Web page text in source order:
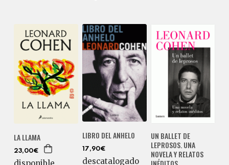
LA LLAMA
23,00€
disponible
LIBRO DEL ANHELO
17,90€
descatalogado
UN BALLET DE
LEPROSOS. UNA
NOVELA Y RELATOS